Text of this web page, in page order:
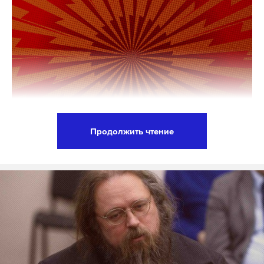
передачами и письмами для военнопленных от
родственников. Об этом 22 декабря в своем
Telegram-канале сообщила уполномоченная по
правам человека в РФ Татьяна Москалькова.
Обмен прошел
на границе двух стран по взаимной
Продолжить чтение